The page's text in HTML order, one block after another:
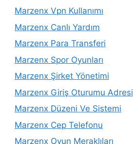
Marzenx Vpn Kullanımı
Marzenx Canlı Yardım
Marzenx Para Transferi
Marzenx Spor Oyunları
Marzenx Şirket Yönetimi
Marzenx Giriş Oturumu Adresi
Marzenx Düzeni Ve Sistemi
Marzenx Cep Telefonu
Marzenx Oyun Meraklıları